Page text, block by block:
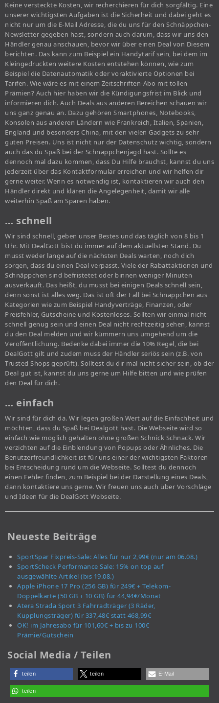
Keine versteckte Kosten, wir recherchieren für dich sorgfältig. Eine
unserer wichtigsten Aufgaben ist die Sicherheit und dabei geht es
nicht nur um die E-Mail Adresse, die du uns für den Schnäppchen-
Newsletter gegeben hast, sondern auch darum, dass wir uns den
Händler genau anschauen, bevor wir über einen Deal von Diesem
berichten. Das kann zum Beispiel ein Handytarif sein, bei dem im
Kleingedruckten weitere Kosten entstehen können, wie zum
Beispiel die Datenautomatik oder voraktivierte Optionen bei
Tarifen. Wie wäre es mit einem Zeitschriften-Abo mit tollen
Prämien? Auch hier haben wir die Kündigungsfrist im Blick und
informieren dich. Auch Deals aus anderen Bereichen schauen wir
uns ganz genau an. Dazu gehören Smartphones, Notebooks,
Konsolen aus anderen Ländern wie Frankreich, Italien, Spanien,
England und besonders China, mit den vielen Gadgets zu sehr
guten Preisen. Uns ist nicht nur der Datenschutz wichtig, sondern
auch das du Spaß bei der Schnäppchenjagd hast. Sollte es
dennoch mal dazu kommen, dass Du Hilfe brauchst, kannst du uns
jederzeit über das Kontaktformular erreichen und wir helfen dir
gerne weiter. Wenn es notwendig ist, kontaktieren wir auch den
Händler direkt und klären die Angelegenheit, damit wir alle
weiterhin Spaß am Sparen haben.
… schnell
Wir sind schnell, geben unser Bestes und das täglich von 8 bis 1
Uhr. Mit DealGott bist du immer auf dem aktuellsten Stand. Du
musst weder lange auf die nächsten Deals warten, noch dich
sorgen, dass du einen Deal verpasst. Viele der Rabattaktionen und
Schnäppchen sind befristetet oder binnen weniger Minuten
ausverkauft. Das heißt, du musst bei einigen Deals schnell sein,
denn sonst ist alles weg. Das ist oft der Fall bei Schnäppchen aus
Kategorien wie zum Beispiel Handyverträge, Finanzen, oder
Preisfehler, Gutscheine und Kostenloses. Sollten wir einmal nicht
schnell genug sein und einen Deal nicht rechtzeitig sehen, kannst
du den Deal melden und wir kümmern uns umgehend um die
Veröffentlichung. Bedenke dabei immer die 10% Regel, die bei
DealGott gilt und zudem muss der Händler seriös sein (z.B. von
Trusted Shops geprüft). Solltest du dir mal nicht sicher sein, ob der
Deal gut ist, kannst du uns gerne um Hilfe bitten und wie prüfen
den Deal für dich.
… einfach
Wir sind für dich da. Wir legen großen Wert auf die Einfachheit und
möchten, dass du Spaß bei Dealgott hast. Die Webseite wird so
einfach wie möglich gehalten ohne großen Schnick Schnack. Wir
verzichten auf die Einblendung von Popups oder Ähnliches. Die
Benutzerfreundlichkeit ist für uns einer der wichtigsten Faktoren
bei Entscheidung rund um die Webseite. Solltest du dennoch
einen Fehler finden, zum Beispiel bei der Darstellung eines Deals,
dann kontaktiere uns gerne. Wir freuen uns auch über Vorschläge
und Ideen für die DealGott Webseite.
Neueste Beiträge
SportSpar Fixpreis-Sale: Alles für nur 2,99€ (nur am 06.08.)
SportScheck Performance Sale: 15% on top auf
ausgewählte Artikel (bis 19.08.)
Apple iPhone 17 Pro (256 GB) für 249€ + Telekom-
Doppelkarte (50 GB + 10 GB) für 44,94€/Monat
Atera Strada Sport 3 Fahrradträger (3 Räder,
Kupplungsträger) für 337,48€ statt 468,99€
OK! im Jahresabo für 101,60€ + bis zu 100€
Prämie/Gutschein
Social Media / Teilen
teilen teilen E-Mail
teilen